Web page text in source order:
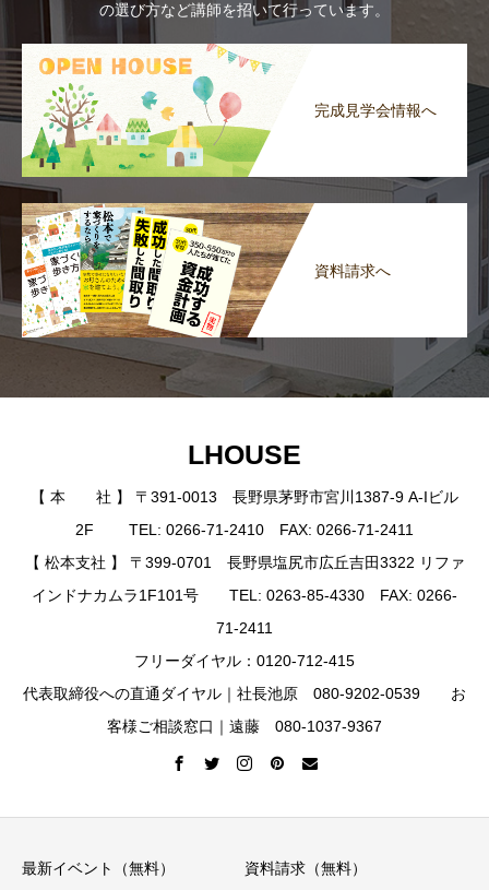
の選び方など講師を招いて行っています。
完成見学会情報へ
資料請求へ
LHOUSE
【 本 社 】 〒391-0013 長野県茅野市宮川1387-9 A-Iビル
2F TEL: 0266-71-2410 FAX: 0266-71-2411
【 松本支社 】 〒399-0701 長野県塩尻市広丘吉田3322 リファ
インドナカムラ1F101号 TEL: 0263-85-4330 FAX: 0266-
71-2411
フリーダイヤル：0120-712-415
代表取締役への直通ダイヤル｜社長池原 080-9202-0539 お
客様ご相談窓口｜遠藤 080-1037-9367
最新イベント（無料） 資料請求（無料）